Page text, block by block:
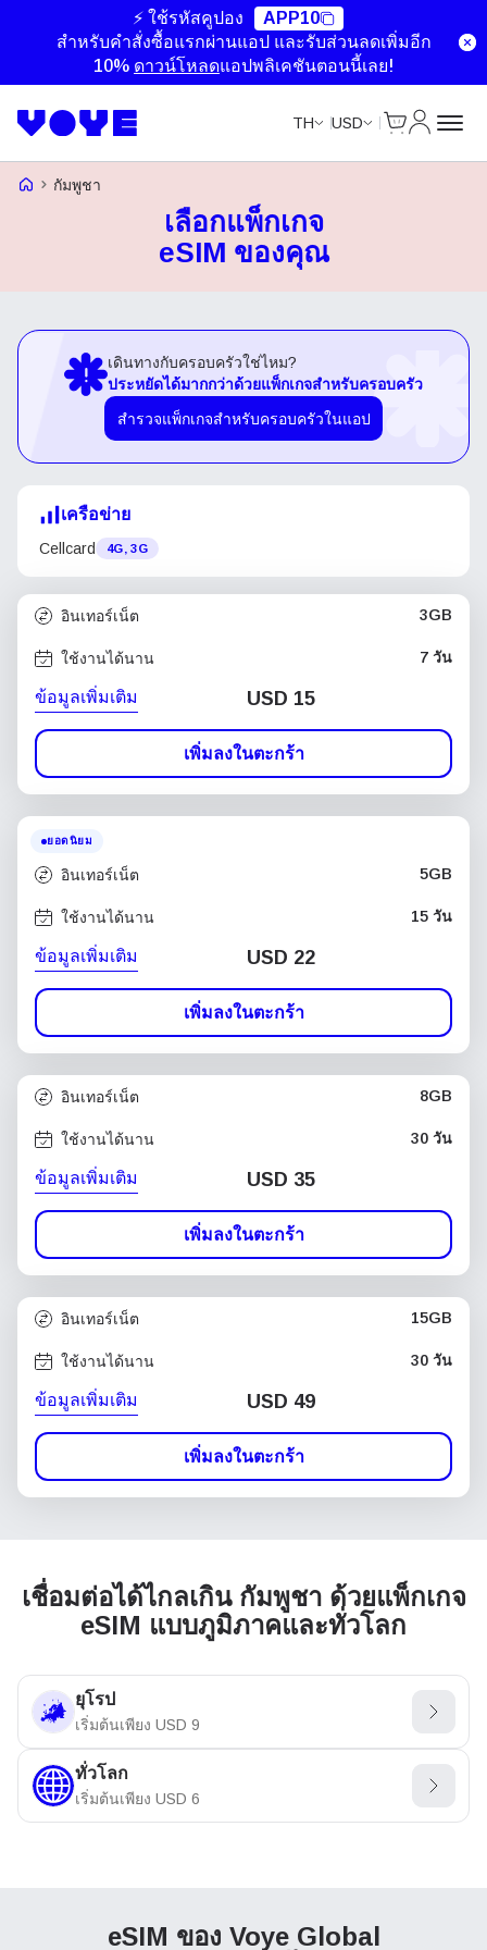
⚡ ใช้รหัสคูปอง
APP10
สำหรับคำสั่งซื้อแรกผ่านแอป และรับส่วนลดเพิ่มอีก
10% ดาวน์โหลดแอปพลิเคชันตอนนี้เลย!
TH USD
หน้าแรก Voye
กัมพูชา
เลือกแพ็กเกจ
eSIM ของคุณ
เดินทางกับครอบครัวใช่ไหม?
ประหยัดได้มากกว่าด้วยแพ็กเกจสำหรับครอบครัว
สำรวจแพ็กเกจสำหรับครอบครัวในแอป
เครือข่าย
Cellcard 4G, 3G
อินเทอร์เน็ต 3GB
ใช้งานได้นาน 7 วัน
ข้อมูลเพิ่มเติม USD 15
เพิ่มลงในตะกร้า
ยอดนิยม
อินเทอร์เน็ต 5GB
ใช้งานได้นาน 15 วัน
ข้อมูลเพิ่มเติม USD 22
เพิ่มลงในตะกร้า
อินเทอร์เน็ต 8GB
ใช้งานได้นาน 30 วัน
ข้อมูลเพิ่มเติม USD 35
เพิ่มลงในตะกร้า
อินเทอร์เน็ต 15GB
ใช้งานได้นาน 30 วัน
ข้อมูลเพิ่มเติม USD 49
เพิ่มลงในตะกร้า
เชื่อมต่อได้ไกลเกิน กัมพูชา ด้วยแพ็กเกจ
eSIM แบบภูมิภาคและทั่วโลก
ยุโรป
เริ่มต้นเพียง USD 9
ทั่วโลก
เริ่มต้นเพียง USD 6
eSIM ของ Voye Global